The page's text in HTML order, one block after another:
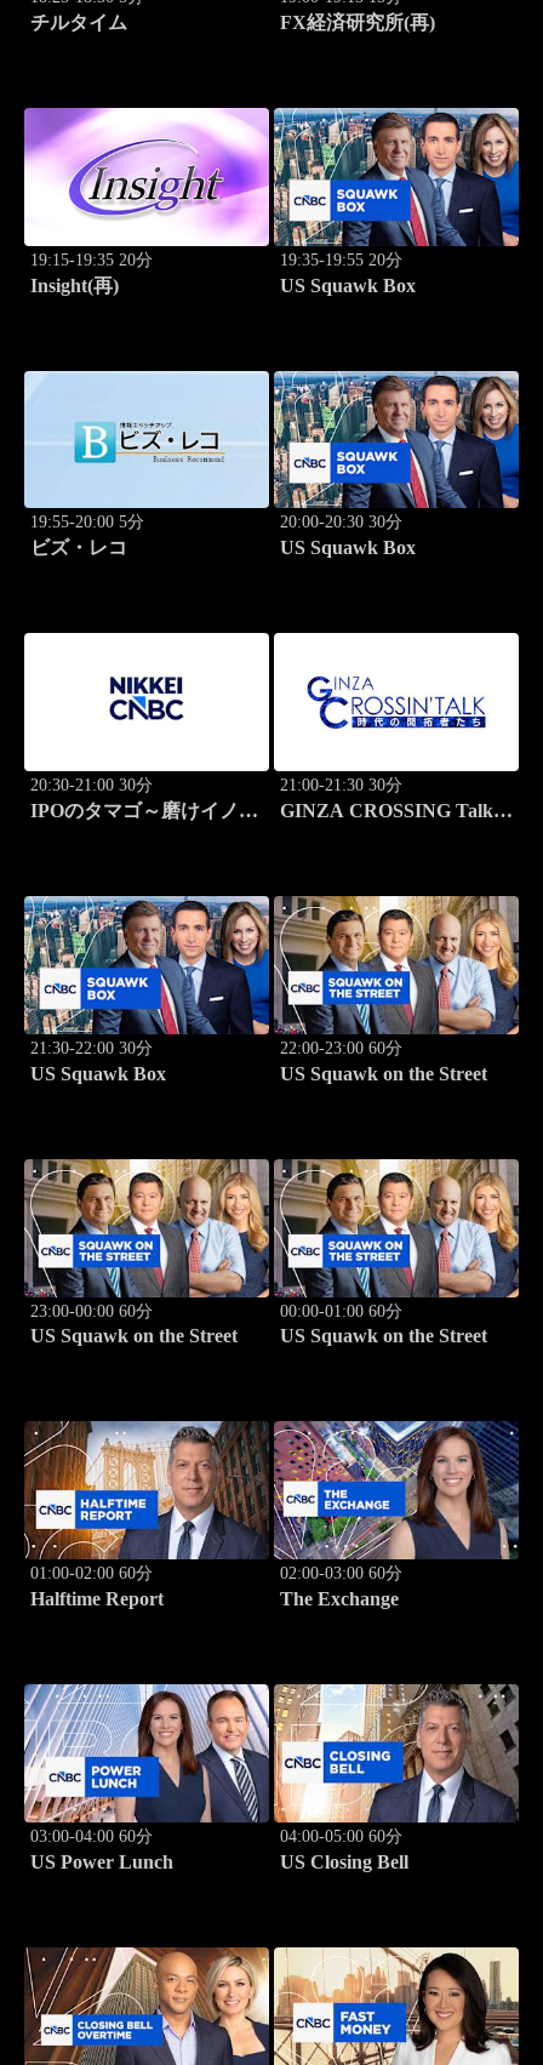
チルタイム FX経済研究所(再)
19:15-19:35 20分
Insight(再)
19:35-19:55 20分
US Squawk Box
19:55-20:00 5分
ビズ・レコ
20:00-20:30 30分
US Squawk Box
20:30-21:00 30分
IPOのタマゴ～磨けイノベ
21:00-21:30 30分
GINZA CROSSING Talk
21:30-22:00 30分
US Squawk Box
22:00-23:00 60分
US Squawk on the Street
23:00-00:00 60分
US Squawk on the Street
00:00-01:00 60分
US Squawk on the Street
01:00-02:00 60分
Halftime Report
02:00-03:00 60分
The Exchange
03:00-04:00 60分
US Power Lunch
04:00-05:00 60分
US Closing Bell